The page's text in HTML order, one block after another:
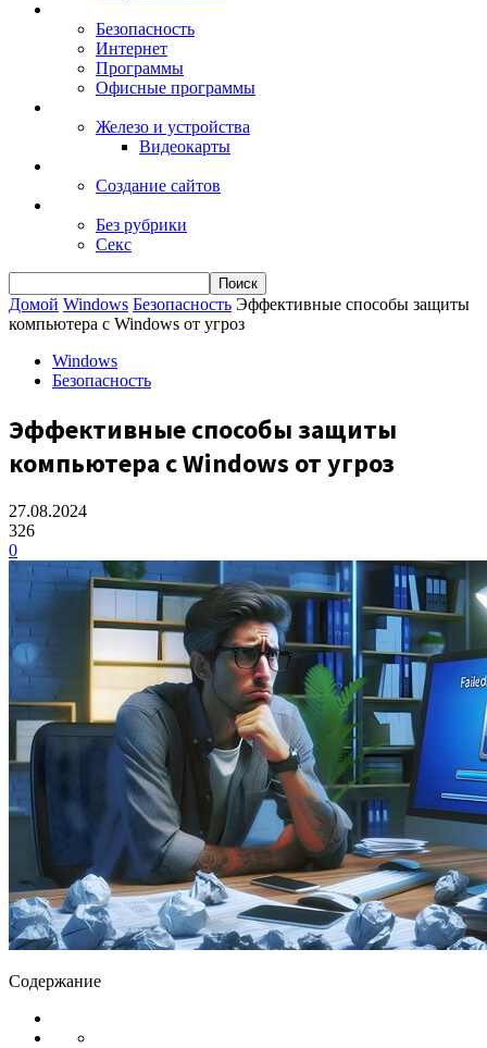
Безопасность
Интернет
Программы
Офисные программы
Железо и устройства
Видеокарты
Создание сайтов
Без рубрики
Секс
Домой Windows Безопасность Эффективные способы защиты
компьютера с Windows от угроз
Windows
Безопасность
Эффективные способы защиты
компьютера с Windows от угроз
27.08.2024
326
0
Содержание